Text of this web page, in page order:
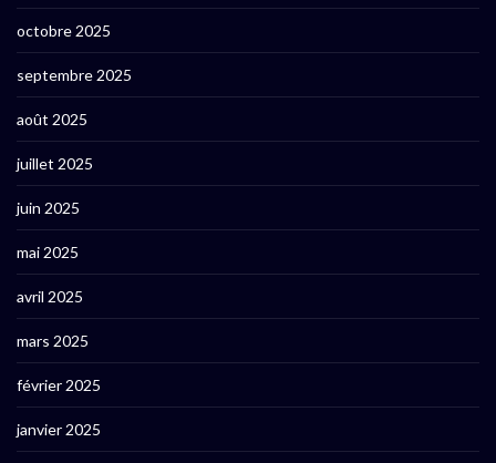
octobre 2025
septembre 2025
août 2025
juillet 2025
juin 2025
mai 2025
avril 2025
mars 2025
février 2025
janvier 2025